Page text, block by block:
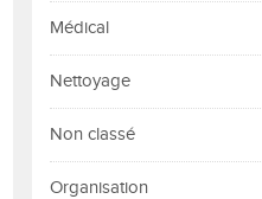
Médical
Nettoyage
Non classé
Organisation